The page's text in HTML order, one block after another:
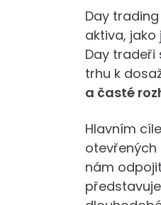
Day
aktiva, jako
Day tradeři
trhu k
a časté
Hlavním
otevřených
nám